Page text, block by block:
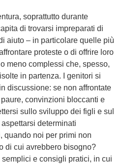
soprattutto durante
di trovarsi impreparati di
aiuto – in particolare quelle più
proteste o di offrire loro
meno complessi che, spesso,
in partenza. I genitori si
discussione: se non affrontate
convinzioni bloccanti e
sullo sviluppo dei figli e sul
determinati
quando noi per primi non
di cui avrebbero bisogno?
e consigli pratici, in cui